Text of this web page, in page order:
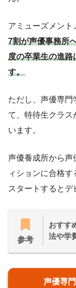
アミューズメント
7割が声優事務所
度の卒業生の進路
す。
ただし、声優専
て、特待生クラス
います。
声優養成所から声
ィションに合格
スタートするとデ
参考
おすす
法や学
声優専